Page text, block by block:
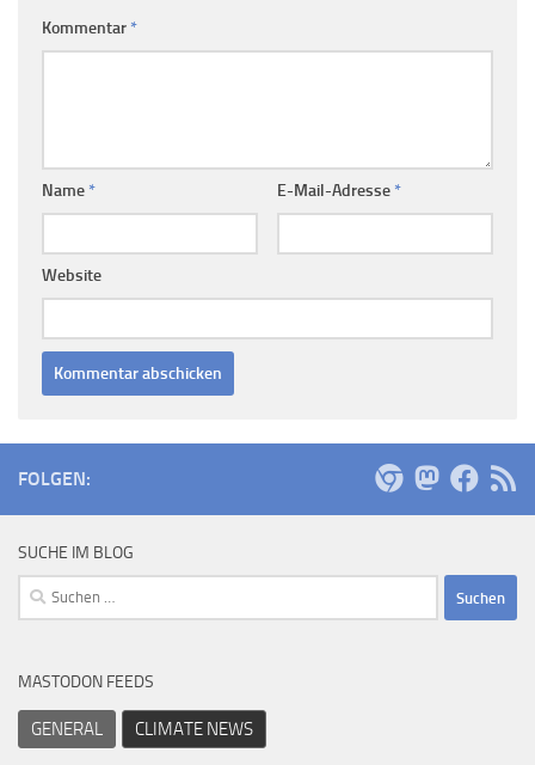
Kommentar *
Name * E-Mail-Adresse *
Website
FOLGEN:
SUCHE IM BLOG
Suchen
nach:
MASTODON FEEDS
GENERAL CLIMATE NEWS